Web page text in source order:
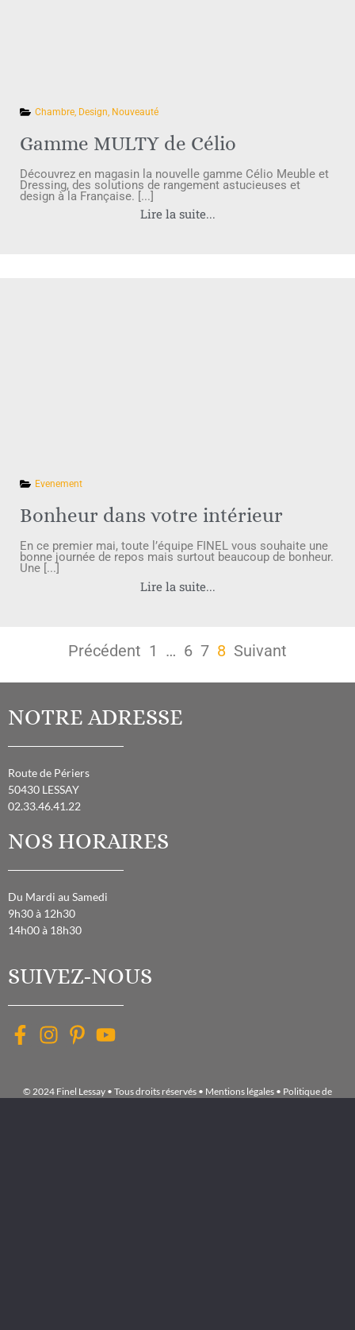
Chambre Design Nouveauté
Gamme MULTY de Célio
Découvrez en magasin la nouvelle gamme Célio Meuble et
Dressing, des solutions de rangement astucieuses et
design à la Française. [...]
Lire la suite...
Evenement
Bonheur dans votre intérieur
En ce premier mai, toute l’équipe FINEL vous souhaite une
bonne journée de repos mais surtout beaucoup de bonheur.
Une [...]
Lire la suite...
Précédent 1 … 6 7 8 Suivant
NOTRE ADRESSE
Route de Périers
50430 LESSAY
02.33.46.41.22
NOS HORAIRES
Du Mardi au Samedi
9h30 à 12h30
14h00 à 18h30
SUIVEZ-NOUS
© 2024 Finel Lessay • Tous droits réservés • Mentions légales • Politique de